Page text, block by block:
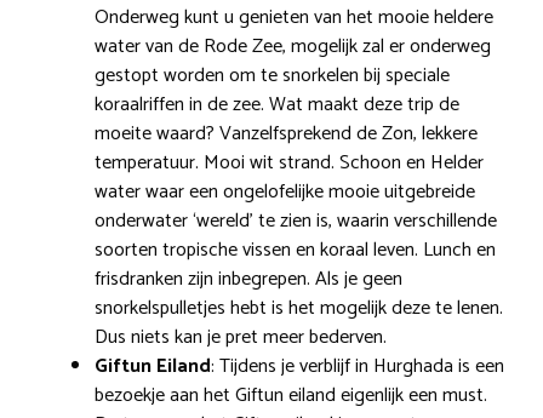
Onderweg kunt u genieten van het mooie heldere
water van de Rode Zee, mogelijk zal er onderweg
gestopt worden om te snorkelen bij speciale
koraalriffen in de zee. Wat maakt deze trip de
moeite waard? Vanzelfsprekend de Zon, lekkere
temperatuur. Mooi wit strand. Schoon en Helder
water waar een ongelofelijke mooie uitgebreide
onderwater ‘wereld’ te zien is, waarin verschillende
soorten tropische vissen en koraal leven. Lunch en
frisdranken zijn inbegrepen. Als je geen
snorkelspulletjes hebt is het mogelijk deze te lenen.
Dus niets kan je pret meer bederven.
Giftun Eiland: Tijdens je verblijf in Hurghada is een
bezoekje aan het Giftun eiland eigenlijk een must.